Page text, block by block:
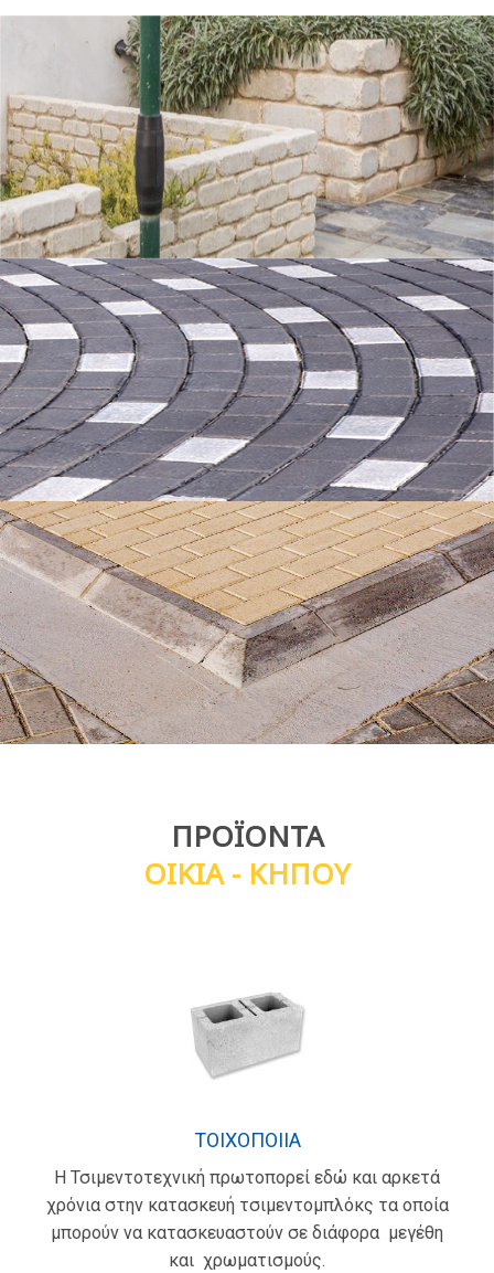
ΠΡΟΪΟΝΤΑ
OIKIA - ΚΗΠΟΥ
ΤΟΙΧΟΠΟΙΙΑ
H Τσιμεντοτεχνική πρωτοπορεί εδώ και αρκετά
χρόνια στην κατασκευή τσιμεντομπλόκς τα οποία
μπορούν να κατασκευαστούν σε διάφορα μεγέθη
και χρωματισμούς.